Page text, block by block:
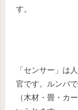
す。
「センサー」は
官です。ルンバ
（木材・畳・カ